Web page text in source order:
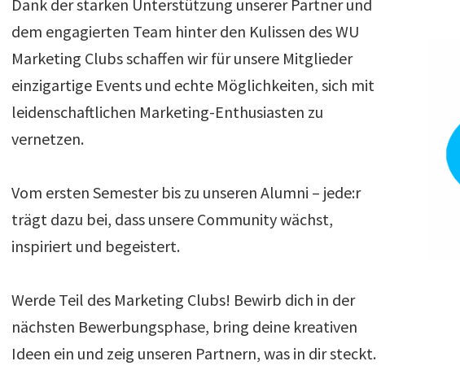
Dank der starken Unterstützung unserer Partner und
dem engagierten Team hinter den Kulissen des WU
Marketing Clubs schaffen wir für unsere Mitglieder
einzigartige Events und echte Möglichkeiten, sich mit
leidenschaftlichen Marketing-Enthusiasten zu
vernetzen.
Vom ersten Semester bis zu unseren Alumni – jede:r
trägt dazu bei, dass unsere Community wächst,
inspiriert und begeistert.
Werde Teil des Marketing Clubs! Bewirb dich in der
nächsten Bewerbungsphase, bring deine kreativen
Ideen ein und zeig unseren Partnern, was in dir steckt.